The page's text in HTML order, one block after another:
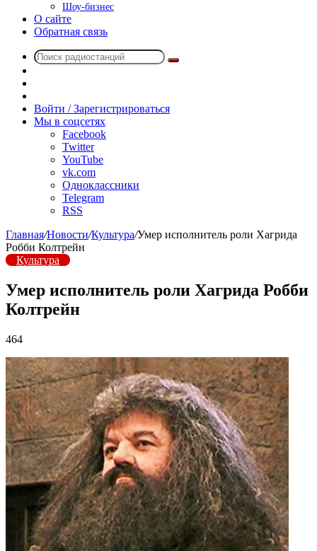
Шоу-бизнес
О сайте
Обратная связь
Поиск
радио
Войти / Зарегистрироваться
Мы в соцсетях
Facebook
Twitter
YouTube
vk.com
Одноклассники
Telegram
RSS
Главная/Новости/Культура/Умер исполнитель роли Хагрида
Робби Колтрейн
Культура
Умер исполнитель роли Хагрида Робби
Колтрейн
464